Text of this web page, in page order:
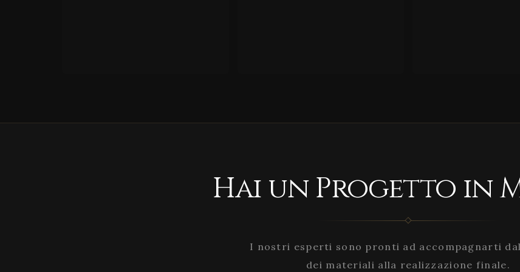
Hai un Progetto in
I nostri esperti sono pronti ad accompagnarti
dei materiali alla realizzazione finale.